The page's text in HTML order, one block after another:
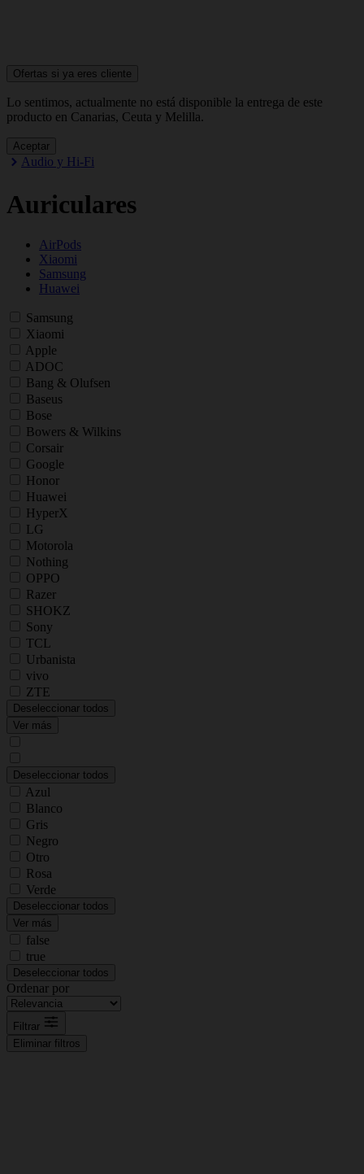
Ofertas si ya eres cliente
Lo sentimos, actualmente no está disponible la entrega de este
producto en Canarias, Ceuta y Melilla.
Aceptar
Audio y Hi-Fi
Auriculares
AirPods
Xiaomi
Samsung
Huawei
Samsung
Xiaomi
Apple
ADOC
Bang & Olufsen
Baseus
Bose
Bowers & Wilkins
Corsair
Google
Honor
Huawei
HyperX
LG
Motorola
Nothing
OPPO
Razer
SHOKZ
Sony
TCL
Urbanista
vivo
ZTE
Deseleccionar todos
Ver más
Deseleccionar todos
Azul
Blanco
Gris
Negro
Otro
Rosa
Verde
Deseleccionar todos
Ver más
false
true
Deseleccionar todos
Ordenar por
Filtrar
Eliminar filtros